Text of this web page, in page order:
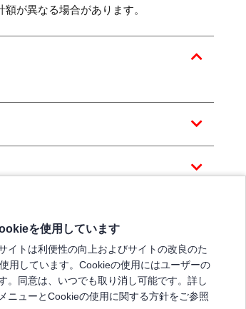
が異なる場合があります。
を使用しています
イトは利便性の向上およびサイトの改良のた
用しています。Cookieの使用にはユーザーの
。同意は、いつでも取り消し可能です。詳し
ニューとCookieの使用に関する方針をご参照